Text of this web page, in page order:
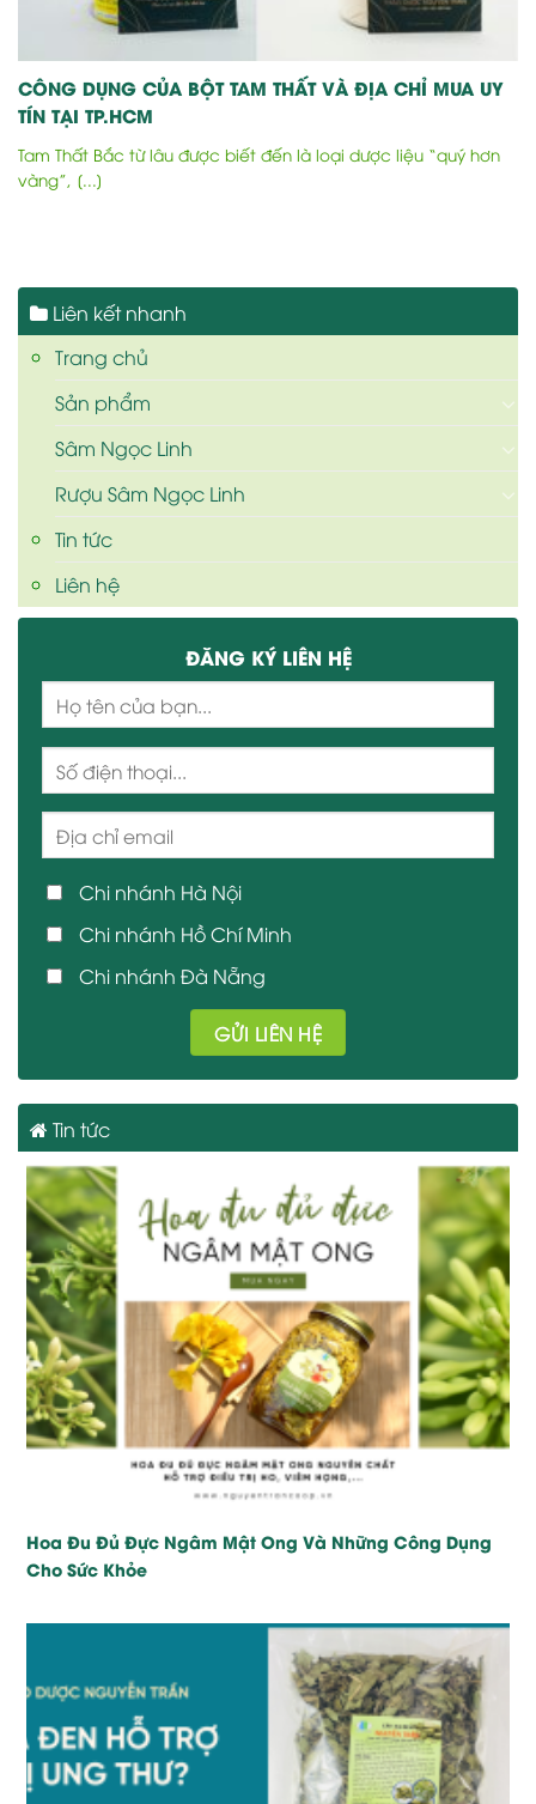
CÔNG DỤNG CỦA BỘT TAM THẤT VÀ ĐỊA CHỈ MUA UY
TÍN TẠI TP.HCM
Tam Thất Bắc từ lâu được biết đến là loại dược liệu “quý hơn
vàng”, [...]
Liên kết nhanh
Trang chủ
Sản phẩm
Sâm Ngọc Linh
Rượu Sâm Ngọc Linh
Tin tức
Liên hệ
ĐĂNG KÝ LIÊN HỆ
Chi nhánh Hà Nội
Chi nhánh Hồ Chí Minh
Chi nhánh Đà Nẵng
Tin tức
Hoa Đu Đủ Đực Ngâm Mật Ong Và Những Công Dụng
Cho Sức Khỏe